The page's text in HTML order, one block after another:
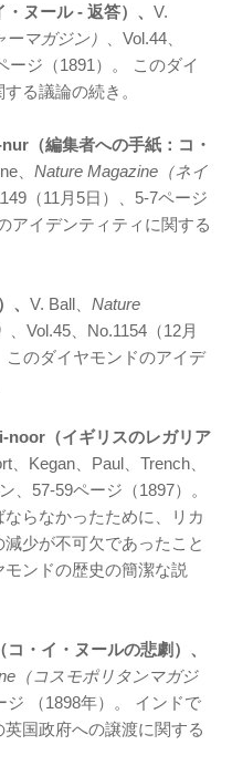
ヌール - 返答）、 V.
マガジン）
、Vol.44、
ージ（1891）。 このダイ
る議論の続き。
（編集者への手紙：コ・
、 Nature Magazine（ネイ
（11月5日）、5-7ページ
アイデンティティに関する
、 V. Ball、 Nature
、Vol.45、No.1154（12月
このダイヤモンドのアイデ
（イギリスのレガリア
、Kegan、Paul、Trench、
、57-59ページ（1897）。
らなかったために、リカ
少が不可欠であったこと
ンドの歴史の簡潔な説
・イ・ヌールの悲劇）、
（コスモポリタンマガジ
ジ （1898年）。 インドで
国政府への譲渡に関する